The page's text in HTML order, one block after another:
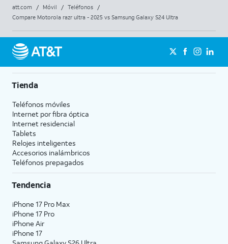
att.com / Móvil / Teléfonos
/
Compare Motorola razr ultra - 2025 vs Samsung Galaxy S24 Ultra
Tienda
Teléfonos móviles
Internet por fibra óptica
Internet residencial
Tablets
Relojes inteligentes
Accesorios inalámbricos
Teléfonos prepagados
Tendencia
iPhone 17 Pro Max
iPhone 17 Pro
iPhone Air
iPhone 17